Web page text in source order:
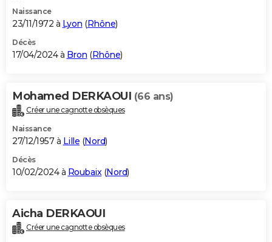
Naissance
23/11/1972 à Lyon (Rhône)
Décès
17/04/2024 à Bron (Rhône)
Mohamed DERKAOUI (66 ans)
Créer une cagnotte obsèques
Naissance
27/12/1957 à Lille (Nord)
Décès
10/02/2024 à Roubaix(Nord)
Aicha DERKAOUI
Créer une cagnotte obsèques